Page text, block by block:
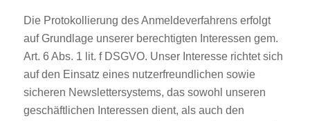
Die Protokollierung des Anmeldeverfahrens erfolgt
auf Grundlage unserer berechtigten Interessen gem.
Art. 6 Abs. 1 lit. f DSGVO. Unser Interesse richtet sich
auf den Einsatz eines nutzerfreundlichen sowie
sicheren Newslettersystems, das sowohl unseren
geschäftlichen Interessen dient, als auch den